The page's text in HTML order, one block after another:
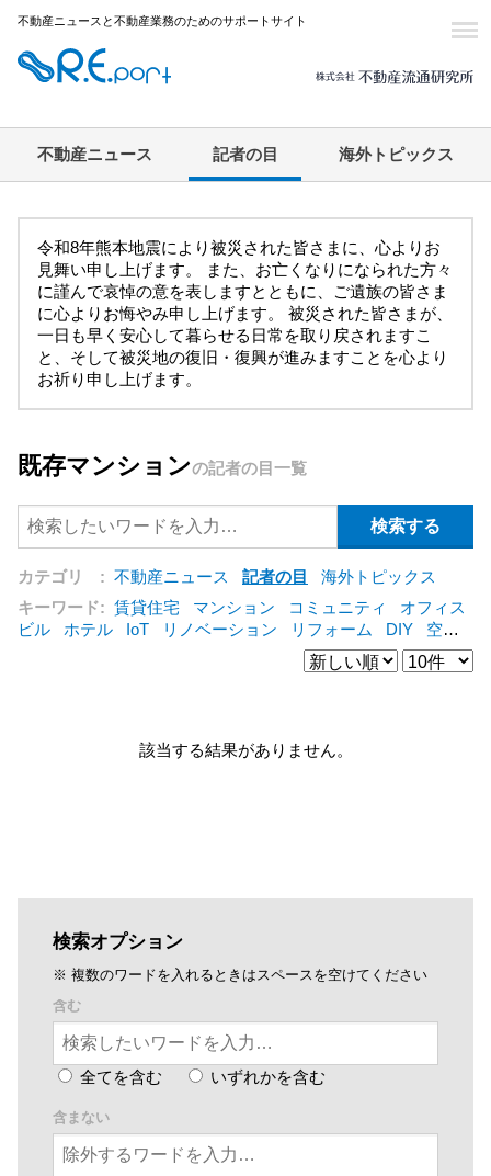
不動産ニュースと不動産業務のためのサポートサイト
不動産ニュース 記者の目 海外トピックス
令和8年熊本地震により被災された皆さまに、心よりお
見舞い申し上げます。 また、お亡くなりになられた方々
に謹んで哀悼の意を表しますとともに、ご遺族の皆さま
に心よりお悔やみ申し上げます。 被災された皆さまが、
一日も早く安心して暮らせる日常を取り戻されますこ
と、そして被災地の復旧・復興が進みますことを心より
お祈り申し上げます。
既存マンションの記者の目一覧
カテゴリ : 不動産ニュース 記者の目
海外トピックス
キーワード: 賃貸住宅 マンション コミュニティ
オフィス
ビル
ホテル IoT リノベーション リフォーム DIY
空き
シェアリングエコノミー
建売
公営住宅 仲介 海外 [+]
該当する結果がありません。
検索オプション
※ 複数のワードを入れるときはスペースを空けてください
含む
全てを含む いずれかを含む
含まない